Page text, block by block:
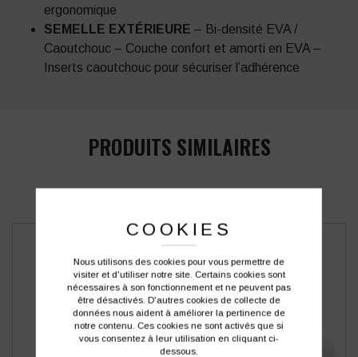
ergonomique
SEMELLE EXTÉRIEURE – Bi-densité EVA /
Caoutchouc – Couche confort et amorti en EVA –
Inserts caoutchouc pour sécuriser l’adhérence
PRODUITS SIMILAIRES
COOKIES
Nous utilisons des cookies pour vous permettre de
visiter et d'utiliser notre site. Certains cookies sont
nécessaires à son fonctionnement et ne peuvent pas
être désactivés. D'autres cookies de collecte de
données nous aident à améliorer la pertinence de
notre contenu. Ces cookies ne sont activés que si
vous consentez à leur utilisation en cliquant ci-
dessous.